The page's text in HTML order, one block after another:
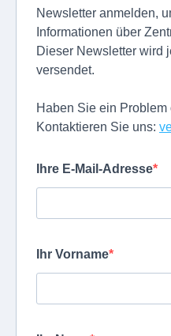
Newsletter anmelden,
Informationen über
Dieser Newsletter wird
versendet.
Haben Sie ein
Kontaktieren Sie uns:
Ihre E-Mail-Adresse
Ihr Vorname